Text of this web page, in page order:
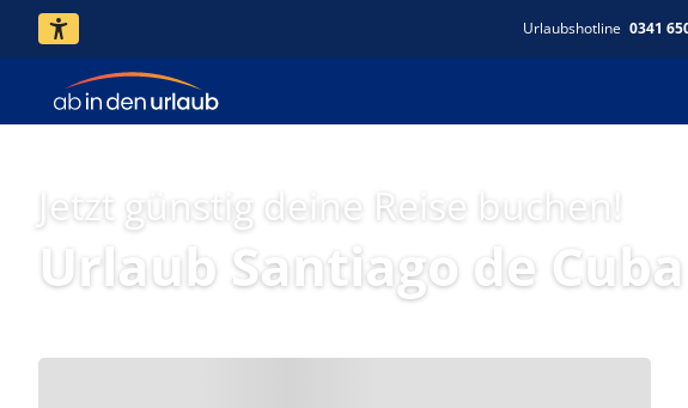
Urlaubshotline 0341
Jetzt günstig deine Reise buchen!
Urlaub Santiago de Cuba